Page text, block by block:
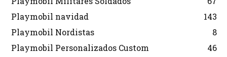
Playmobil navidad
143
Playmobil Nordistas
8
Playmobil Personalizados Custom
46